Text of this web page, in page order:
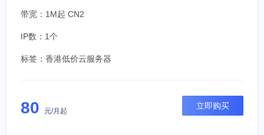
带宽：1M起 CN2
IP数：1个
标签： 香港低价云服务器
80 元/月起
立即购买